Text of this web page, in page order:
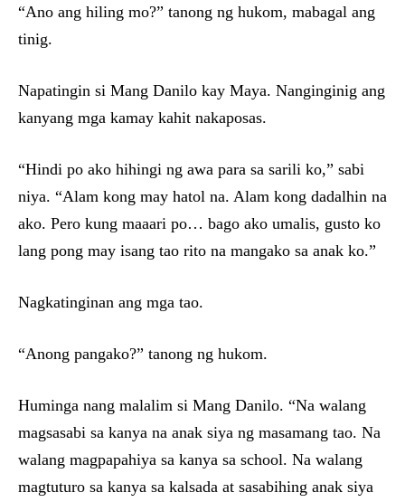
“Ano ang hiling mo?” tanong ng hukom, mabagal ang
tinig.
Napatingin si Mang Danilo kay Maya. Nanginginig ang
kanyang mga kamay kahit nakaposas.
“Hindi po ako hihingi ng awa para sa sarili ko,” sabi
niya. “Alam kong may hatol na. Alam kong dadalhin na
ako. Pero kung maaari po… bago ako umalis, gusto ko
lang pong may isang tao rito na mangako sa anak ko.”
Nagkatinginan ang mga tao.
“Anong pangako?” tanong ng hukom.
Huminga nang malalim si Mang Danilo. “Na walang
magsasabi sa kanya na anak siya ng masamang tao. Na
walang magpapahiya sa kanya sa school. Na walang
magtuturo sa kanya sa kalsada at sasabihing anak siya